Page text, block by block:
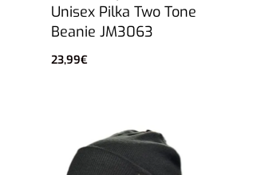
Unisex Pilka Two Tone
Beanie JM3063
23,99€